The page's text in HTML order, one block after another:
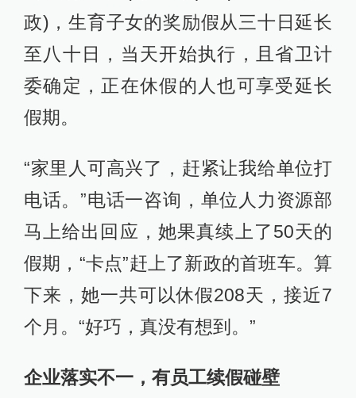
政)，生育子女的奖励假从三十日延长
至八十日，当天开始执行，且省卫计
委确定，正在休假的人也可享受延长
假期。
“家里人可高兴了，赶紧让我给单位打
电话。”电话一咨询，单位人力资源部
马上给出回应，她果真续上了50天的
假期，“卡点”赶上了新政的首班车。算
下来，她一共可以休假208天，接近7
个月。“好巧，真没有想到。”
企业落实不一，有员工续假碰壁